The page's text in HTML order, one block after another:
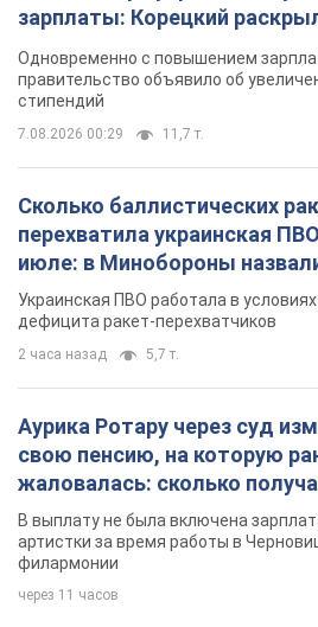
зарплаты: Корецкий
Одновременно с повышением
правительство объявило об
стипендий
7.08.2026 00:29 11,7 т.
Сколько баллистических
перехватила украинская
июле: в Минобороны
Украинская ПВО работала в условиях
дефицита ракет-перехватчиков
2 часа назад 5,7 т.
Аурика Ротару через суд
свою пенсию, на которую
жаловалась: сколько
певица
В выплату не была включена
артистки за время работы в
филармонии
через 11 часов